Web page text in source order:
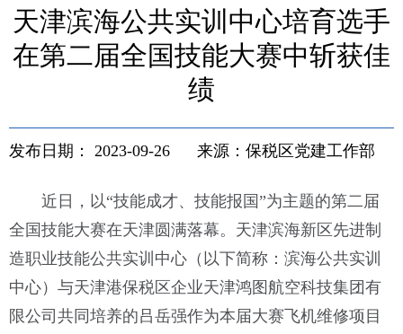
天津滨海公共实训中心培育选手
在第二届全国技能大赛中斩获佳
绩
发布日期： 2023-09-26 来源：保税区党建工作部
近日，以“技能成才、技能报国”为主题的第二届
全国技能大赛在天津圆满落幕。天津滨海新区先进制
造职业技能公共实训中心（以下简称：滨海公共实训
中心）与天津港保税区企业天津鸿图航空科技集团有
限公司共同培养的吕岳强作为本届大赛飞机维修项目